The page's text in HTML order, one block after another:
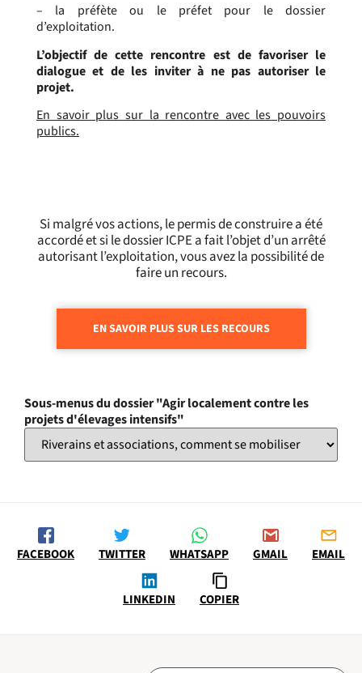
– la préfète ou le préfet pour le dossier
d’exploitation.
L’objectif de cette rencontre est de favoriser le
dialogue et de les inviter à ne pas autoriser le
projet.
En savoir plus sur la rencontre avec les pouvoirs
publics.
Si malgré vos actions, le permis de construire a été
accordé et si le dossier ICPE a fait l’objet d’un arrêté
autorisant l’exploitation, vous avez la possibilité de
faire un recours.
EN SAVOIR PLUS SUR LES RECOURS
Sous-menus du dossier "Agir localement contre les
projets d'élevages intensifs"
FACEBOOK TWITTER WHATSAPP GMAIL EMAIL
LINKEDIN COPIER